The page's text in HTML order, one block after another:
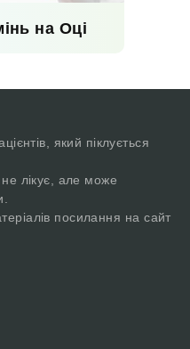
на Оці
який піклується
лікує, але може
посилання на сайт